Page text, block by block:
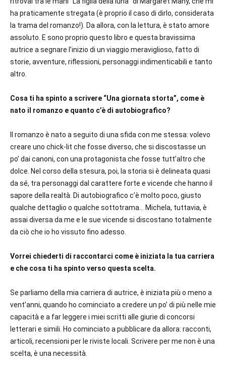
ha praticamente stregata (è proprio il caso di dirlo, considerata
la trama del romanzo!). Da allora, con la lettura, è stato amore
assoluto. E sono proprio questo libro e questa bravissima
autrice a segnare l’inizio di un viaggio meraviglioso, fatto di
storie, avventure, riflessioni, personaggi indimenticabili e tanto
altro.
Cosa ti ha spinto a scrivere “Una giornata storta”, come è
nato il romanzo e quanto c’è di autobiografico?
Il romanzo è nato a seguito di una sfida con me stessa: volevo
creare uno chick-lit che fosse diverso, che si discostasse un
po’ dai canoni, con una protagonista che fosse tutt’altro che
dolce. Nel corso della stesura, poi, la storia si è delineata quasi
da sé, tra personaggi dal carattere forte e vicende che hanno il
sapore della realtà. Di autobiografico c’è molto poco, giusto
qualche dettaglio o qualche sottotrama… Michela, tuttavia, è
assai diversa da me e le sue vicende si discostano totalmente
da ciò che io ho vissuto fino adesso.
Vorrei chiederti di raccontarci come è iniziata la tua carriera
e che cosa ti ha spinto verso questa scelta.
Se parliamo della mia carriera di autrice, è iniziata più o meno a
vent’anni, quando ho cominciato a credere un po’ di più nelle mie
capacità e a far leggere i miei scritti alle giurie di concorsi
letterari e simili. Ho cominciato a pubblicare da allora: racconti,
articoli, recensioni per le riviste locali. Scrivere per me non è una
scelta, è una necessità.